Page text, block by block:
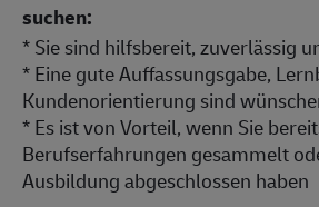
suchen:
* Sie sind hilfsbereit, zuverlässig
* Eine gute Auffassungsgabe,
Kundenorientierung sind
* Es ist von Vorteil, wenn Sie
Berufserfahrungen gesammelt
Ausbildung abgeschlossen haben